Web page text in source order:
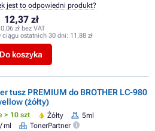
12,37 zł
zł bez VAT
ciągu ostatnich 30 dni: 11,88 zł
Do koszyka
jest to odpowiedni produkt?
tusz PREMIUM do BROTHER LC-980
(żółty)
> 10 szt Żółty
5ml
ml
TonerPartner